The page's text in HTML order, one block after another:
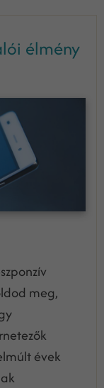
élmény
meg,
évek